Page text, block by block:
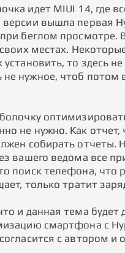
идет MIUI 14, где
вышла первая
беглом
местах.
то здесь
нужное, чтоб потом
не нужно. Как
собирать отчеты.
вашего ведома все
поиск телефона,
только тратит
и данная тема
смартфона с
с автором